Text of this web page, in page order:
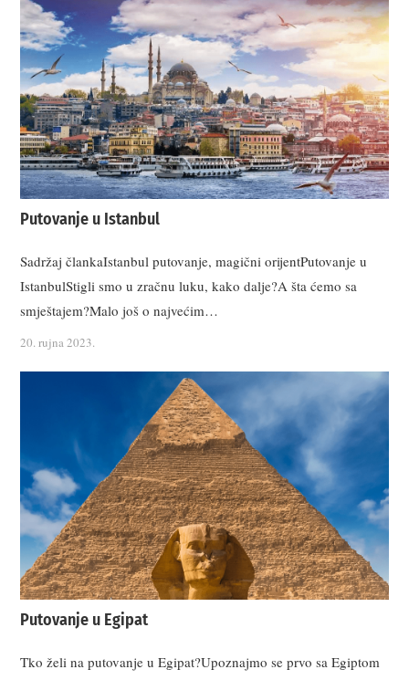
Putovanje u Istanbul
Sadržaj člankaIstanbul putovanje, magični orijentPutovanje u
IstanbulStigli smo u zračnu luku, kako dalje?A šta ćemo sa
smještajem?Malo još o najvećim…
20. rujna 2023.
Putovanje u Egipat
Tko želi na putovanje u Egipat?Upoznajmo se prvo sa Egiptom